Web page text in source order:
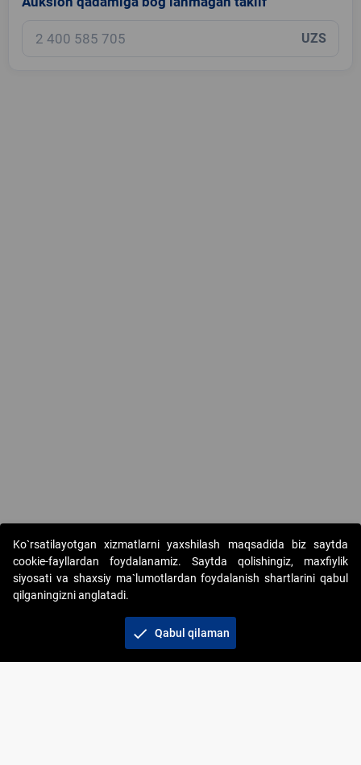
UZS
Copyright © 2017-2026. "Elektron onlayn-auksionlarni
tashkil etish" AJ. Barcha huquqlar himoyalangan
Ko`rsatilayotgan xizmatlarni yaxshilash maqsadida biz saytda
cookie-fayllardan foydalanamiz. Saytda qolishingiz, maxfiylik
siyosati va shaxsiy ma`lumotlardan foydalanish shartlarini qabul
qilganingizni anglatadi.
check Qabul qilaman